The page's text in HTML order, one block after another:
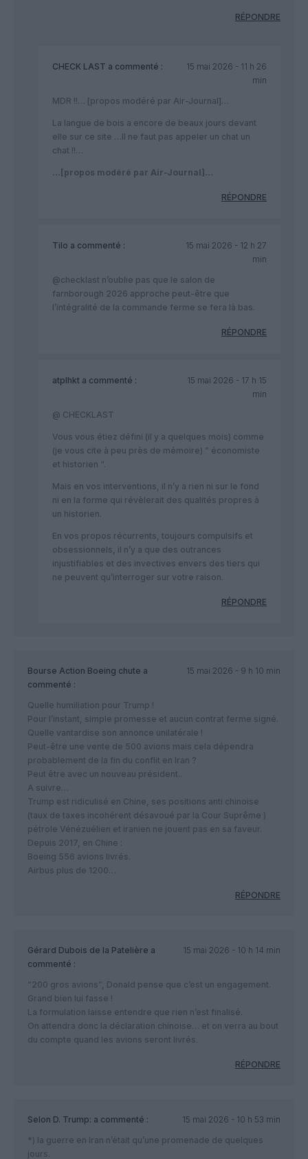
RÉPONDRE
CHECK LAST a commenté :
15 mai 2026 - 11 h 26
min
MDR !!… [propos modéré par Air-Journal]…
La langue de bois a encore de beaux jours devant
elle sur ce site …Il ne faut pas appeler un chat un
chat !!…
…[propos modéré par Air-Journal]…
RÉPONDRE
Tilo a commenté :
15 mai 2026 - 12 h 27
min
@checklast n’oublie pas que le salon de
farnborough 2026 approche peut-être que
l’intégralité de la commande ferme se fera là bas.
RÉPONDRE
atplhkt a commenté :
15 mai 2026 - 17 h 15
min
@ CHECKLAST
Vous vous étiez défini (il y a quelques mois) comme
(je vous cite à peu près de mémoire) ” économiste
et historien “.
Mais en vos interventions, il n’y a rien ni sur le fond
ni en la forme qui révèlerait des qualités propres à
un historien.
En vos propos récurrents, toujours compulsifs et
obsessionnels, il n’y a que des outrances
injustifiables et des invectives envers des tiers qui
ne peuvent qu’interroger sur votre raison.
RÉPONDRE
Bourse Action Boeing chute a
commenté :
15 mai 2026 - 9 h 10 min
Quelle humiliation pour Trump !
Pour l’instant, simple promesse et aucun contrat ferme signé.
Quelle vantardise son annonce unilatérale !
Peut-être une vente de 500 avions mais cela dépendra
probablement de la fin du conflit en Iran ?
Peut être avec un nouveau président..
A suivre…
Trump est ridiculisé en Chine, ses positions anti chinoise
(taux de taxes incohérent désavoué par la Cour Suprême )
pétrole Vénézuélien et iranien ne jouent pas en sa faveur.
Depuis 2017, en Chine :
Boeing 556 avions livrés.
Airbus plus de 1200…
RÉPONDRE
Gérard Dubois de la Patelière a
commenté :
15 mai 2026 - 10 h 14 min
“200 gros avions”, Donald pense que c’est un engagement.
Grand bien lui fasse !
La formulation laisse entendre que rien n’est finalisé.
On attendra donc la déclaration chinoise… et on verra au bout
du compte quand les avions seront livrés.
RÉPONDRE
Selon D. Trump: a commenté :
15 mai 2026 - 10 h 53 min
*) la guerre en Iran n’était qu’une promenade de quelques
jours.